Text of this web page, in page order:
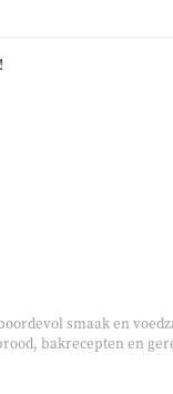
smaak en
bakrecepten en
nootachtige smaak en
op broodjes, door